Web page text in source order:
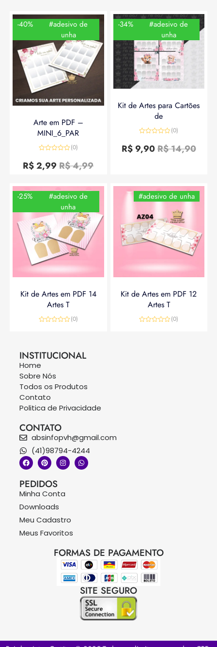
-40%
#adesivo de
unha
Arte em PDF –
MINI_6_PAR
0
de
(0)
R$4,99
R$2,99
-34%
#adesivo de
unha
Kit de Artes para Cartões
de
0
de
(0)
R$14,90
R$9,90
-25%
#adesivo de
unha
Kit de Artes em PDF 14
Artes T
(0)
#adesivo de unha
Kit de Artes em PDF 12
Artes T
(0)
INSTITUCIONAL
Home
Sobre Nós
Todos os Produtos
Contato
Politica de Privacidade
CONTATO
absinfopvh@gmail.com
(41)98794-4244
PEDIDOS
Minha Conta
Downloads
Meu Cadastro
Meus Favoritos
FORMAS DE PAGAMENTO
SITE SEGURO